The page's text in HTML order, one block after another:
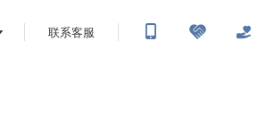
联系客服